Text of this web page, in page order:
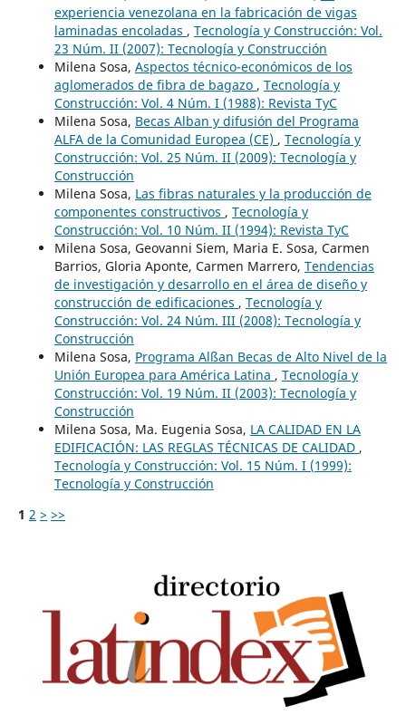
experiencia venezolana en la fabricación de vigas
laminadas encoladas , Tecnología y Construcción: Vol.
23 Núm. II (2007): Tecnología y Construcción
Milena Sosa, Aspectos técnico-económicos de los
aglomerados de fibra de bagazo , Tecnología y
Construcción: Vol. 4 Núm. I (1988): Revista TyC
Milena Sosa, Becas Alban y difusión del Programa
ALFA de la Comunidad Europea (CE) , Tecnología y
Construcción: Vol. 25 Núm. II (2009): Tecnología y
Construcción
Milena Sosa, Las fibras naturales y la producción de
componentes constructivos , Tecnología y
Construcción: Vol. 10 Núm. II (1994): Revista TyC
Milena Sosa, Geovanni Siem, Maria E. Sosa, Carmen
Barrios, Gloria Aponte, Carmen Marrero, Tendencias
de investigación y desarrollo en el área de diseño y
construcción de edificaciones , Tecnología y
Construcción: Vol. 24 Núm. III (2008): Tecnología y
Construcción
Milena Sosa, Programa Alßan Becas de Alto Nivel de la
Unión Europea para América Latina , Tecnología y
Construcción: Vol. 19 Núm. II (2003): Tecnología y
Construcción
Milena Sosa, Ma. Eugenia Sosa, LA CALIDAD EN LA
EDIFICACIÓN: LAS REGLAS TÉCNICAS DE CALIDAD ,
Tecnología y Construcción: Vol. 15 Núm. I (1999):
Tecnología y Construcción
1 2 > >>